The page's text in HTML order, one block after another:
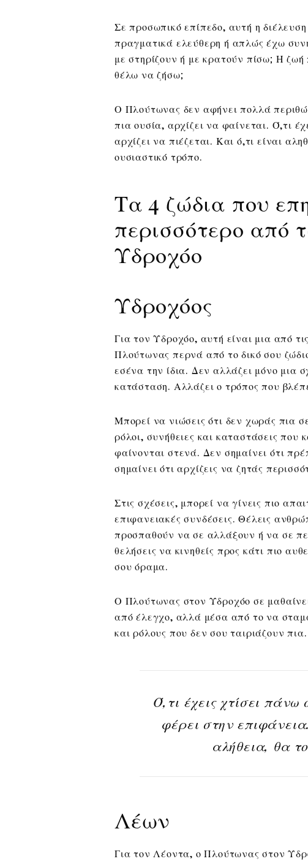
Σε προσωπικό επίπεδο, αυτή η
πραγματικά ελεύθερη ή απλώς έχω
με στηρίζουν ή με κρατούν πίσω; Η
θέλω να ζήσω;
Ο Πλούτωνας δεν αφήνει πολλά
πια ουσία, αρχίζει να φαίνεται. Ό,τι
αρχίζει να πιέζεται. Και ό,τι είναι
ουσιαστικό τρόπο.
Τα 4 ζώδια που
περισσότερο από
Υδροχόο
Υδροχόος
Για τον Υδροχόο, αυτή είναι μια από
Πλούτωνας περνά από το δικό σου
εσένα την ίδια. Δεν αλλάζει μόνο μια
κατάσταση. Αλλάζει ο τρόπος που
Μπορεί να νιώσεις ότι δεν χωράς πια
ρόλοι, συνήθειες και καταστάσεις
φαίνονται στενά. Δεν σημαίνει ότι
σημαίνει ότι αρχίζεις να ζητάς
Στις σχέσεις, μπορεί να γίνεις πιο
επιφανειακές συνδέσεις. Θέλεις
προσπαθούν να σε αλλάξουν ή να σε
θελήσεις να κινηθείς προς κάτι πιο
σου όραμα.
Ο Πλούτωνας στον Υδροχόο σε
από έλεγχο, αλλά μέσα από το να
και ρόλους που δεν σου ταιριάζουν πια.
Ό,τι έχεις χτίσει
φέρει στην
αλήθεια, θα
Λέων
Για τον Λέοντα, ο Πλούτωνας στον